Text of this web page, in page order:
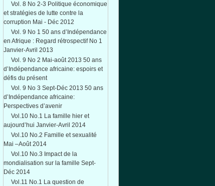
Vol. 8 No 2-3 Politique économique
et stratégies de lutte contre la
corruption Mai - Déc 2012
Vol. 9 No 1 50 ans d’Indépendance
en Afrique : Regard rétrospectif No 1
Janvier-Avril 2013
Vol. 9 No 2 Mai-août 2013 50 ans
d’Indépendance africaine: espoirs et
défis du présent
Vol. 9 No 3 Sept-Déc 2013 50 ans
d’Indépendance africaine:
Perspectives d’avenir
Vol.10 No.1 La famille hier et
aujourd’hui Janvier-Avril 2014
Vol.10 No.2 Famille et sexualité
Mai –Août 2014
Vol.10 No.3 Impact de la
mondialisation sur la famille Sept-
Déc 2014
Vol.11 No.1 La question de